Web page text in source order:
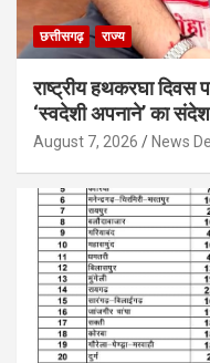
छत्तीसगढ़ राज्य
राष्ट्रीय हथकरघा दिवस
‘स्वदेशी अपनाने’ का संदेश
August 7, 2026 News